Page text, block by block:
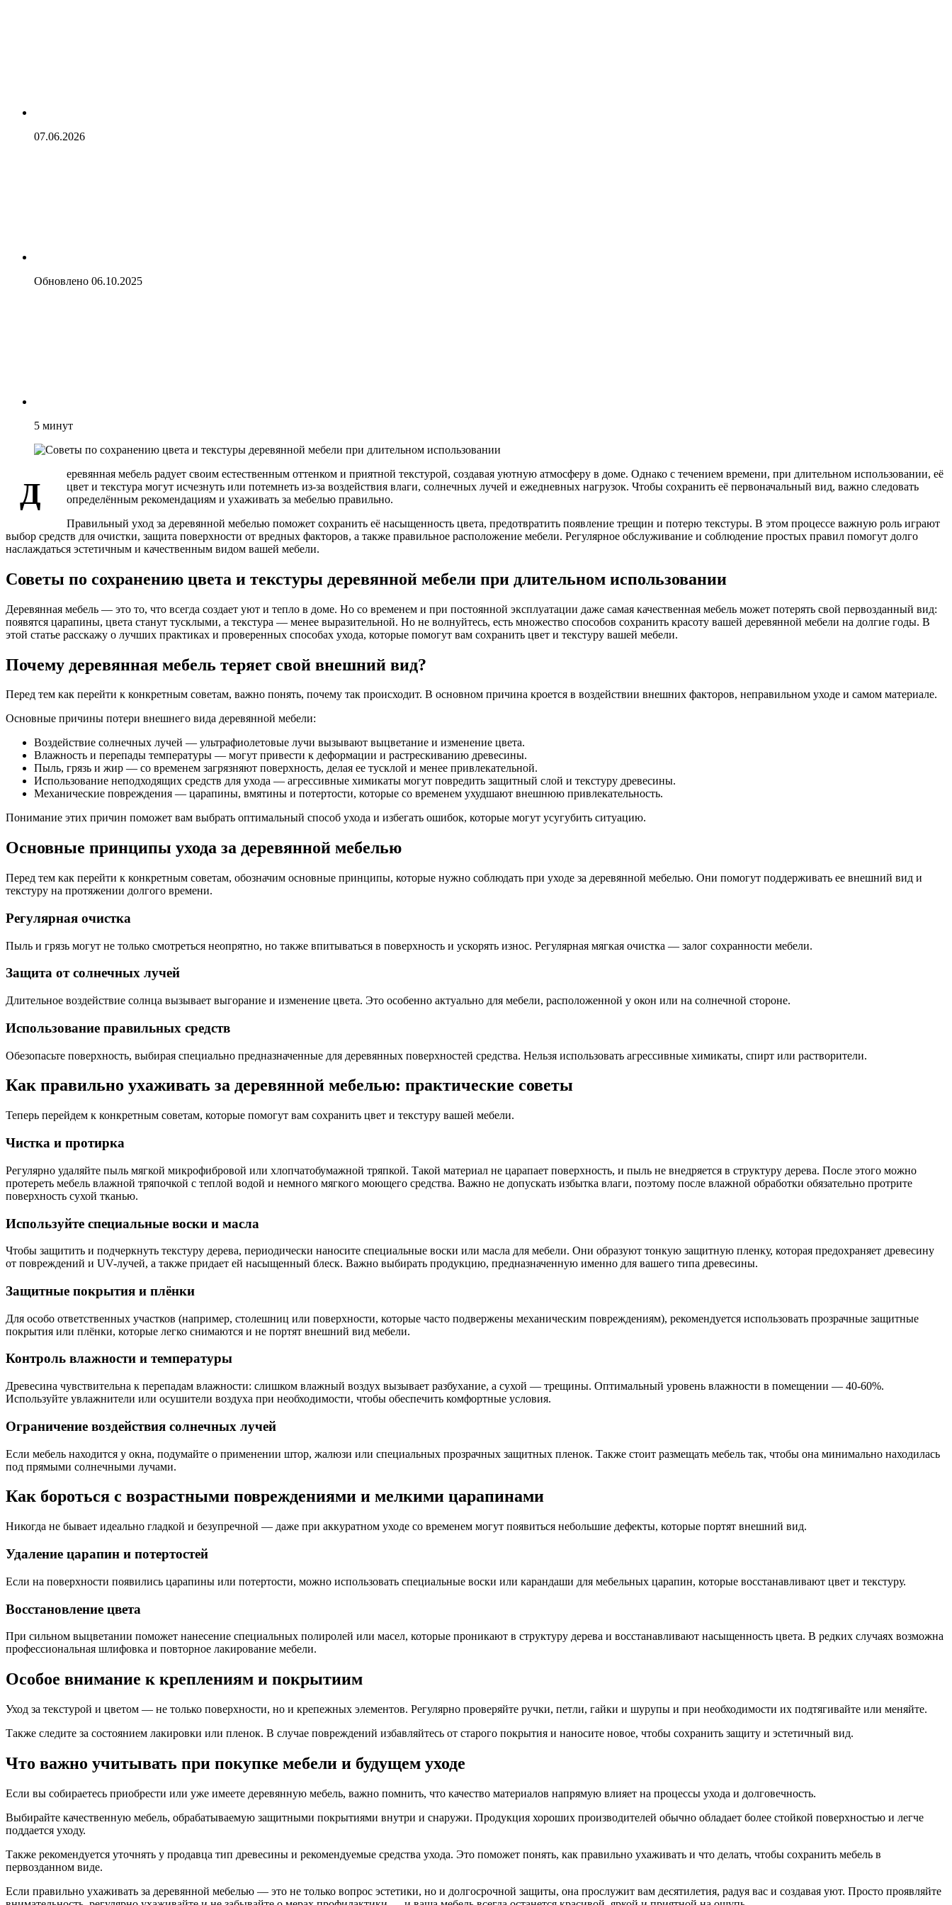
07.06.2026
Обновлено 06.10.2025
5 минут
Д
еревянная мебель радует своим естественным оттенком и приятной текстурой, создавая уютную атмосферу в доме. Однако с течением времени, при длительном использовании, её
цвет и текстура могут исчезнуть или потемнеть из-за воздействия влаги, солнечных лучей и ежедневных нагрузок. Чтобы сохранить её первоначальный вид, важно следовать
определённым рекомендациям и ухаживать за мебелью правильно.
Правильный уход за деревянной мебелью поможет сохранить её насыщенность цвета, предотвратить появление трещин и потерю текстуры. В этом процессе важную роль играют
выбор средств для очистки, защита поверхности от вредных факторов, а также правильное расположение мебели. Регулярное обслуживание и соблюдение простых правил помогут долго
наслаждаться эстетичным и качественным видом вашей мебели.
Советы по сохранению цвета и текстуры деревянной мебели при длительном использовании
Деревянная мебель — это то, что всегда создает уют и тепло в доме. Но со временем и при постоянной эксплуатации даже самая качественная мебель может потерять свой первозданный вид:
появятся царапины, цвета станут тусклыми, а текстура — менее выразительной. Но не волнуйтесь, есть множество способов сохранить красоту вашей деревянной мебели на долгие годы. В
этой статье расскажу о лучших практиках и проверенных способах ухода, которые помогут вам сохранить цвет и текстуру вашей мебели.
Почему деревянная мебель теряет свой внешний вид?
Перед тем как перейти к конкретным советам, важно понять, почему так происходит. В основном причина кроется в воздействии внешних факторов, неправильном уходе и самом материале.
Основные причины потери внешнего вида деревянной мебели:
Воздействие солнечных лучей — ультрафиолетовые лучи вызывают выцветание и изменение цвета.
Влажность и перепады температуры — могут привести к деформации и растрескиванию древесины.
Пыль, грязь и жир — со временем загрязняют поверхность, делая ее тусклой и менее привлекательной.
Использование неподходящих средств для ухода — агрессивные химикаты могут повредить защитный слой и текстуру древесины.
Механические повреждения — царапины, вмятины и потертости, которые со временем ухудшают внешнюю привлекательность.
Понимание этих причин поможет вам выбрать оптимальный способ ухода и избегать ошибок, которые могут усугубить ситуацию.
Основные принципы ухода за деревянной мебелью
Перед тем как перейти к конкретным советам, обозначим основные принципы, которые нужно соблюдать при уходе за деревянной мебелью. Они помогут поддерживать ее внешний вид и
текстуру на протяжении долгого времени.
Регулярная очистка
Пыль и грязь могут не только смотреться неопрятно, но также впитываться в поверхность и ускорять износ. Регулярная мягкая очистка — залог сохранности мебели.
Защита от солнечных лучей
Длительное воздействие солнца вызывает выгорание и изменение цвета. Это особенно актуально для мебели, расположенной у окон или на солнечной стороне.
Использование правильных средств
Обезопасьте поверхность, выбирая специально предназначенные для деревянных поверхностей средства. Нельзя использовать агрессивные химикаты, спирт или растворители.
Как правильно ухаживать за деревянной мебелью: практические советы
Теперь перейдем к конкретным советам, которые помогут вам сохранить цвет и текстуру вашей мебели.
Чистка и протирка
Регулярно удаляйте пыль мягкой микрофибровой или хлопчатобумажной тряпкой. Такой материал не царапает поверхность, и пыль не внедряется в структуру дерева. После этого можно
протереть мебель влажной тряпочкой с теплой водой и немного мягкого моющего средства. Важно не допускать избытка влаги, поэтому после влажной обработки обязательно протрите
поверхность сухой тканью.
Используйте специальные воски и масла
Чтобы защитить и подчеркнуть текстуру дерева, периодически наносите специальные воски или масла для мебели. Они образуют тонкую защитную пленку, которая предохраняет древесину
от повреждений и UV-лучей, а также придает ей насыщенный блеск. Важно выбирать продукцию, предназначенную именно для вашего типа древесины.
Защитные покрытия и плёнки
Для особо ответственных участков (например, столешниц или поверхности, которые часто подвержены механическим повреждениям), рекомендуется использовать прозрачные защитные
покрытия или плёнки, которые легко снимаются и не портят внешний вид мебели.
Контроль влажности и температуры
Древесина чувствительна к перепадам влажности: слишком влажный воздух вызывает разбухание, а сухой — трещины. Оптимальный уровень влажности в помещении — 40-60%.
Используйте увлажнители или осушители воздуха при необходимости, чтобы обеспечить комфортные условия.
Ограничение воздействия солнечных лучей
Если мебель находится у окна, подумайте о применении штор, жалюзи или специальных прозрачных защитных пленок. Также стоит размещать мебель так, чтобы она минимально находилась
под прямыми солнечными лучами.
Как бороться с возрастными повреждениями и мелкими царапинами
Никогда не бывает идеально гладкой и безупречной — даже при аккуратном уходе со временем могут появиться небольшие дефекты, которые портят внешний вид.
Удаление царапин и потертостей
Если на поверхности появились царапины или потертости, можно использовать специальные воски или карандаши для мебельных царапин, которые восстанавливают цвет и текстуру.
Восстановление цвета
При сильном выцветании поможет нанесение специальных полиролей или масел, которые проникают в структуру дерева и восстанавливают насыщенность цвета. В редких случаях возможна
профессиональная шлифовка и повторное лакирование мебели.
Особое внимание к креплениям и покрытиим
Уход за текстурой и цветом — не только поверхности, но и крепежных элементов. Регулярно проверяйте ручки, петли, гайки и шурупы и при необходимости их подтягивайте или меняйте.
Также следите за состоянием лакировки или пленок. В случае повреждений избавляйтесь от старого покрытия и наносите новое, чтобы сохранить защиту и эстетичный вид.
Что важно учитывать при покупке мебели и будущем уходе
Если вы собираетесь приобрести или уже имеете деревянную мебель, важно помнить, что качество материалов напрямую влияет на процессы ухода и долговечность.
Выбирайте качественную мебель, обрабатываемую защитными покрытиями внутри и снаружи. Продукция хороших производителей обычно обладает более стойкой поверхностью и легче
поддается уходу.
Также рекомендуется уточнять у продавца тип древесины и рекомендуемые средства ухода. Это поможет понять, как правильно ухаживать и что делать, чтобы сохранить мебель в
первозданном виде.
Если правильно ухаживать за деревянной мебелью — это не только вопрос эстетики, но и долгосрочной защиты, она прослужит вам десятилетия, радуя вас и создавая уют. Просто проявляйте